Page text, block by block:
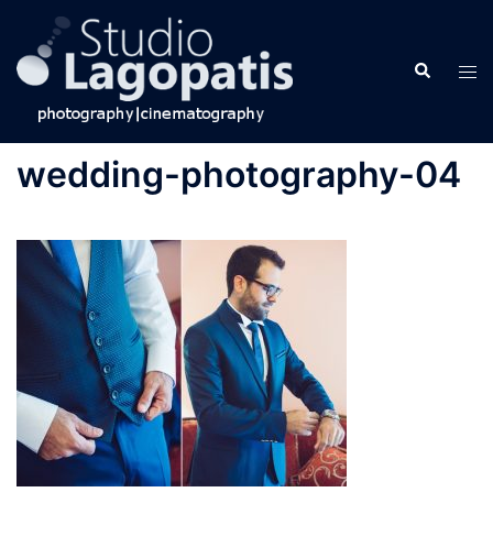
content
Search
wedding-photography-04